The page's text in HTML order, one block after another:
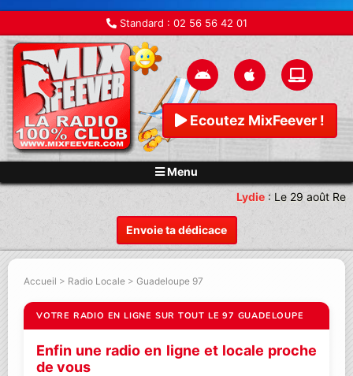
Standard : 02 56 56 42 01
Ecoutez MixFeever !
Menu
Envoie ta dédicace
Lydie: Le 29 août
Accueil > Radio Locale > Guadeloupe 97
VOTRE RADIO EN LIGNE SUR TOUT LE 97 GUADELOUPE
Enfin une radio en ligne et locale proche
de vous